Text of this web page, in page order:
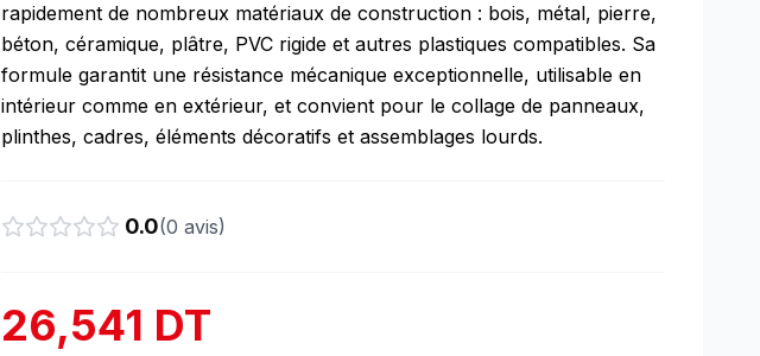
rapidement de nombreux matériaux de construction : bois, métal, pierre,
béton, céramique, plâtre, PVC rigide et autres plastiques compatibles. Sa
formule garantit une résistance mécanique exceptionnelle, utilisable en
intérieur comme en extérieur, et convient pour le collage de panneaux,
plinthes, cadres, éléments décoratifs et assemblages lourds.
0.0(0 avis)
26,541 DT